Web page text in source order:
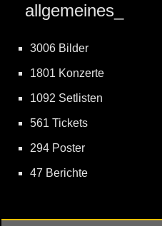
allgemeines_
3006 Bilder
1801 Konzerte
1092 Setlisten
561 Tickets
294 Poster
47 Berichte